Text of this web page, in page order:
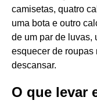
camisetas, quatro
uma bota e outro
de um par de luvas,
esquecer de roupas
descansar.
O que levar